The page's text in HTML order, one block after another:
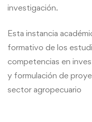
investigación.
Esta instancia
formativo de los
competencias en
y formulación de
sector agropecuario